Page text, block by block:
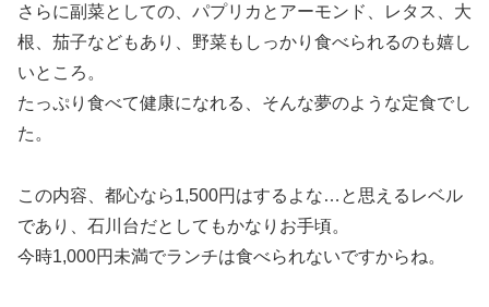
さらに副菜としての、パプリカとアーモンド、レタス、大
根、茄子などもあり、野菜もしっかり食べられるのも嬉し
いところ。
たっぷり食べて健康になれる、そんな夢のような定食でし
た。
この内容、都心なら1,500円はするよな…と思えるレベル
であり、石川台だとしてもかなりお手頃。
今時1,000円未満でランチは食べられないですからね。